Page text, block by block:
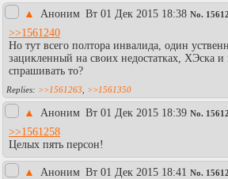
▲ Аноним Вт 01 Дек 2015 18:38 No.
>>1561240
Но тут всего полтора инвалида, один
зацикленный на своих недостатках, ХЭска и
спрашивать то?
>>1561263 >>1561350
▲ Аноним Вт 01 Дек 2015 18:39 No.
>>1561258
Целых пять персон!
▲ Аноним Вт 01 Дек 2015 18:41 No.